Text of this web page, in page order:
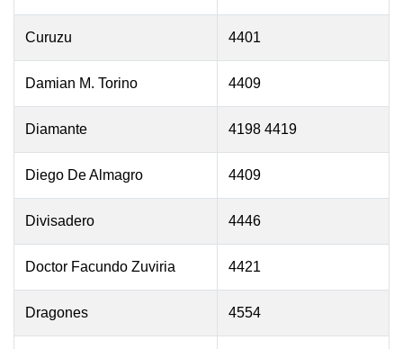
Curuzu 4401
Damian M. Torino 4409
Diamante 4198 4419
Diego De Almagro 4409
Divisadero 4446
Doctor Facundo Zuviria 4421
Dragones 4554